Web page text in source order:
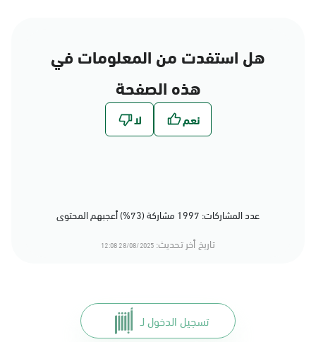
هل استفدت من المعلومات في
هذه الصفحة
عدد المشاركات: 1997 مشاركة (73%) أعجبهم المحتوى
تاريخ أخر تحديث: 28/08/2025 12:08
تسجيل الدخول لـ